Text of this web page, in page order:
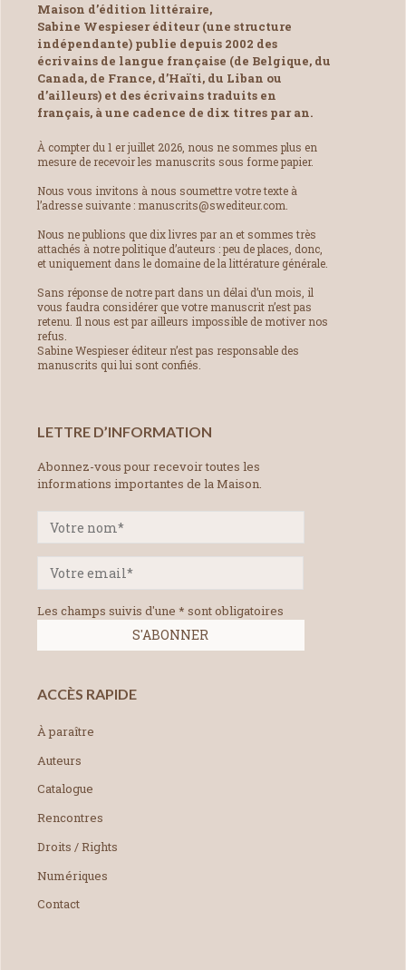
Maison d’édition littéraire,
Sabine Wespieser éditeur (une structure
indépendante) publie depuis 2002 des
écrivains de langue française (de Belgique, du
Canada, de France, d’Haïti, du Liban ou
d’ailleurs) et des écrivains traduits en
français, à une cadence de dix titres par an.
À compter du 1 er juillet 2026, nous ne sommes plus en
mesure de recevoir les manuscrits sous forme papier.
Nous vous invitons à nous soumettre votre texte à
l’adresse suivante : manuscrits@swediteur.com.
Nous ne publions que dix livres par an et sommes très
attachés à notre politique d’auteurs : peu de places, donc,
et uniquement dans le domaine de la littérature générale.
Sans réponse de notre part dans un délai d’un mois, il
vous faudra considérer que votre manuscrit n’est pas
retenu. Il nous est par ailleurs impossible de motiver nos
refus.
Sabine Wespieser éditeur n’est pas responsable des
manuscrits qui lui sont confiés.
LETTRE D’INFORMATION
Abonnez-vous pour recevoir toutes les
informations importantes de la Maison.
Les champs suivis d'une * sont obligatoires
ACCÈS RAPIDE
À paraître
Auteurs
Catalogue
Rencontres
Droits / Rights
Numériques
Contact